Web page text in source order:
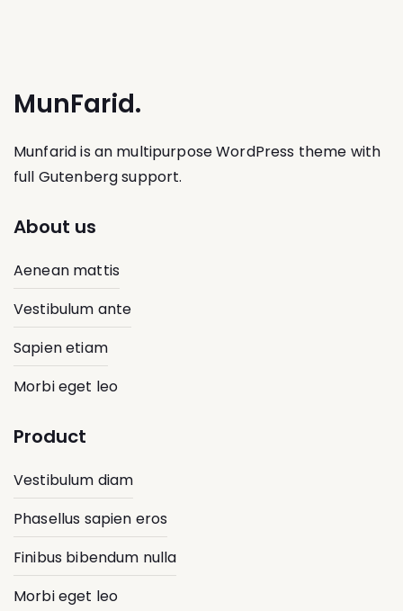
MunFarid.
Munfarid is an multipurpose WordPress theme with
full Gutenberg support.
About us
Aenean mattis
Vestibulum ante
Sapien etiam
Morbi eget leo
Product
Vestibulum diam
Phasellus sapien eros
Finibus bibendum nulla
Morbi eget leo